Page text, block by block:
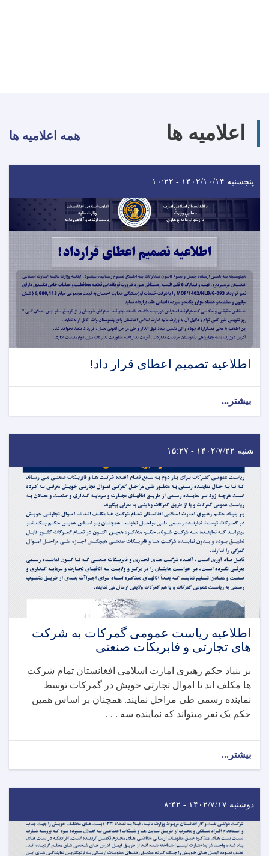
اعلامیه ها همه اعلامیه ها
پنجشنبه ۱۴۰۲/۱۰/۱۴ - ۱۰:۲۲
اطلاعیه تصمیم اعطای قرار داد!
بیشتر...
شنبه ۱۴۰۲/۷/۲۲ - ۱۵:۲۷
اطلاعیه ریاست عمومی گمرکات به شرکت
های تجارتی و فابریکات صنعتی
بر بنیاد حکم رهبری امارت اسلامی افغانستان تمام شرکت
ها مکلف اند تا اموال تجارتی خویش در گمرکات توسط
نماینده رسمی طی مراحل نمایند. همچنان بر اساس همین
حکم یک نفر میتواند که نماینده سه . . .
بیشتر...
دوشنبه ۱۴۰۲/۷/۱۷ - ۸:۴۲